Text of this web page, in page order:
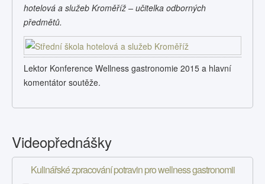
hotelová a služeb Kroměříž – učitelka odborných
předmětů.
Lektor Konference Wellness gastronomie 2015 a hlavní
komentátor soutěže.
Videopřednášky
Kulinářské zpracování potravin pro wellness gastronomii